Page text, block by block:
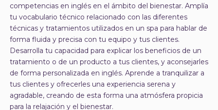
competencias en inglés en el ámbito del bienestar. Amplía
tu vocabulario técnico relacionado con las diferentes
técnicas y tratamientos utilizados en un spa para hablar de
forma fluida y precisa con tu equipo y tus clientes.
Desarrolla tu capacidad para explicar los beneficios de un
tratamiento o de un producto a tus clientes, y aconsejarles
de forma personalizada en inglés. Aprende a tranquilizar a
tus clientes y ofrecerles una experiencia serena y
agradable, creando de esta forma una atmósfera propicia
para la relajación y el bienestar.